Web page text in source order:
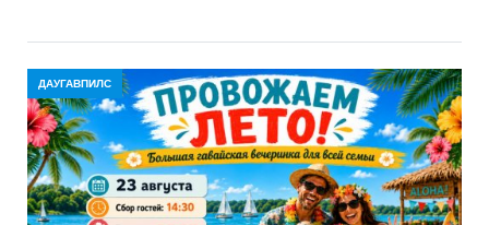
ДАУГАВПИЛС